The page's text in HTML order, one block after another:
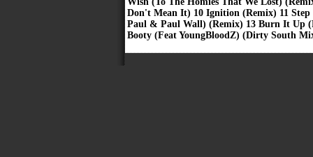
Don't Mean It) 10 Ignition (Remix) 11
Paul & Paul Wall) (Remix) 13 Burn It Up
Booty (Feat YoungBloodZ) (Dirty South